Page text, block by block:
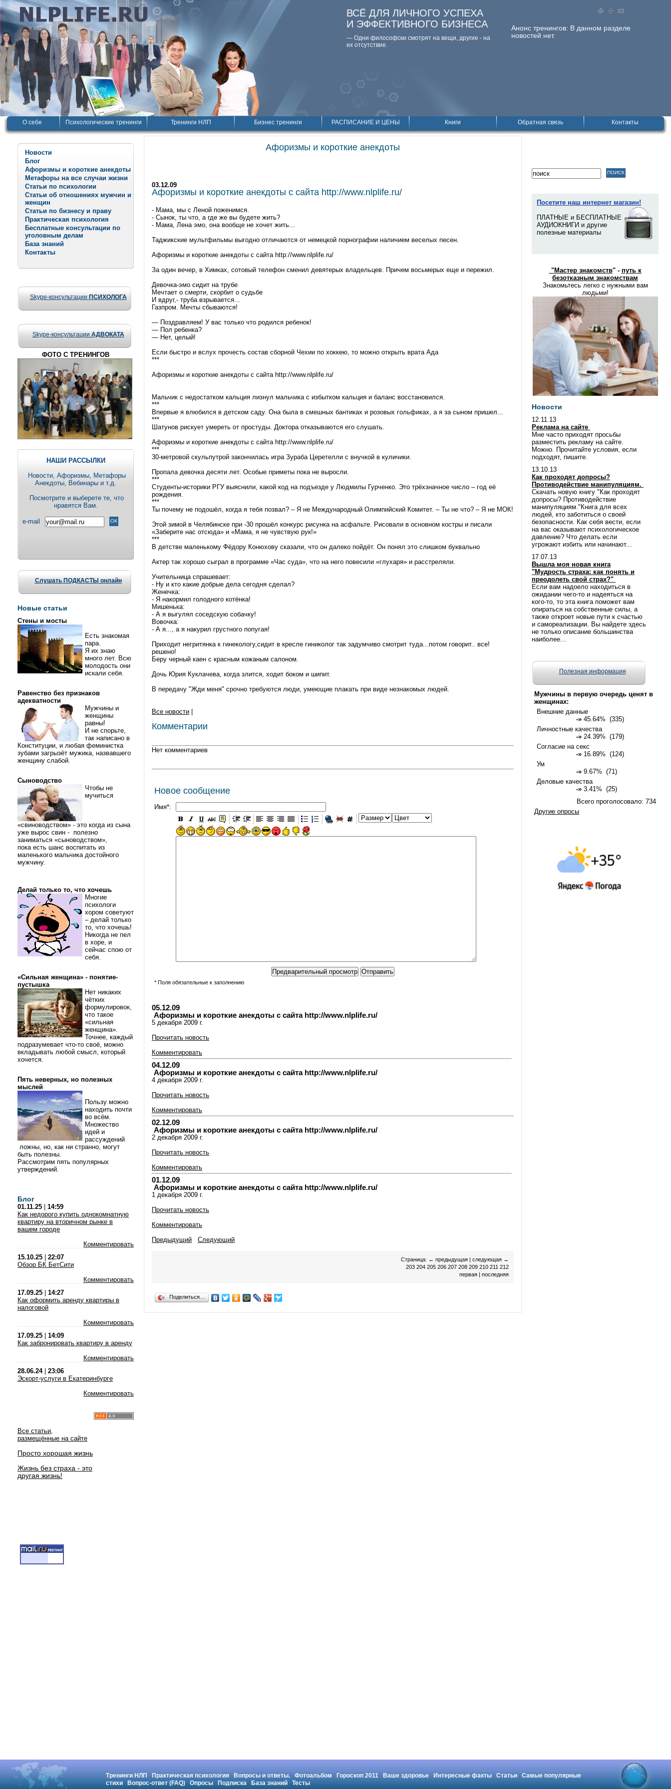
Анонс тренингов: В данном разделе
новостей нет.
ВСЁ ДЛЯ ЛИЧНОГО УСПЕХА
И ЭФФЕКТИВНОГО БИЗНЕСА
— Одни философски смотpят на вещи, дpугие - на
их отсутствие.
О себе Психологические тренинги Тренинги НЛП Бизнес тренинги РАСПИСАНИЕ И ЦЕНЫ Книги Обратная связь Контакты
Новости
Блог
Афоризмы и короткие анекдоты
Метафоры на все случаи жизни
Статьи по психологии
Статьи об отношениях мужчин и
женщин
Статьи по бизнесу и праву
Практическая психология
Бесплатные консультации по
уголовным делам
База знаний
Контакты
Skype-консультации ПСИХОЛОГА
Skype-консультации АДВОКАТА
ФОТО С ТРЕНИНГОВ
НАШИ РАССЫЛКИ
Новости, Aфоризмы, Метафоры
Анекдоты, Вебинары и т.д.
Посмотрите и выберете те, что
нравятся Вам.
e-mail
Слушать ПОДКАСТЫ онлайн
Новые статьи
Стены и мосты
Есть знакомая
пара.
Я их знаю
много лет. Всю
молодость они
искали себя.
Равенство без признаков
адекватности
Мужчины и
женщины
равны!
И не спорьте,
так написано в
Конституции, и любая феминистка
зубами загрызёт мужика, назвавшего
женщину слабой.
Сыноводство
Чтобы не
мучиться
«свиноводством» - это когда из сына
уже вырос свин - полезно
заниматься «сыноводством»,
пока есть шанс воспитать из
маленького мальчика достойного
мужчину.
Делай только то, что хочешь
Многие
психологи
хором советуют
– делай только
то, что хочешь!
Никогда не пел
в хоре, и
сейчас спою от
себя.
«Сильная женщина» - понятие-
пустышка
Нет никаких
чётких
формулировок,
что такое
«сильная
женщина».
Точнее, каждый
подразумевает что-то своё, можно
вкладывать любой смысл, который
хочется.
Пять неверных, но полезных
мыслей
Пользу можно
находить почти
во всём.
Множество
идей и
рассуждений
ложны, но, как ни странно, могут
быть полезны.
Рассмотрим пять популярных
утверждений.
Блог
01.11.25
14:59
Как недорого купить однокомнатную
квартиру на вторичном рынке в
вашем городе
Комментировать
15.10.25
22:07
Обзор БК БетСити
Комментировать
17.09.25
14:27
Как оформить аренду квартиры в
налоговой
Комментировать
17.09.25
14:09
Как забронировать квартиру в аренду
Комментировать
28.06.24| 23:06
Эскорт-услуги в Екатеринбурге
Комментировать
Все статьи,
размещённые на сайте
Просто хорошая жизнь
Жизнь без страха - это
другая жизнь!
Афоризмы и короткие анекдоты
03.12.09
Афоризмы и короткие анекдоты с сайта http://www.nlplife.ru/
- Мама, мы с Леной поженимся.
- Сынок, ты что, а где же вы будете жить?
- Мама, Лена эмо, она вообще не хочет жить...
Таджикские мультфильмы выгодно отличаются от немецкой порнографии наличием веселых песен.
Афоризмы и короткие анекдоты с сайта http://www.nlplife.ru/
За один вечер, в Химках, сотовый телефон сменил девятерых владельцев. Причем восьмерых еще и пережил.
Девочка-эмо сидит на трубе
Мечтает о смерти, скорбит о судьбе
И вдруг,- труба взрывается...
Газпром. Мечты сбываются!
— Поздравляем! У вас только что родился ребенок!
— Пол ребенка?
— Нет, целый!
Если быстро и вслух прочесть состав сборной Чехии по хоккею, то можно открыть врата Ада
***
Афоризмы и короткие анекдоты с сайта http://www.nlplife.ru/
Мальчик с недостатком кальция лизнул мальчика с избытком кальция и баланс восстановился.
***
Впервые я влюбился в детском саду. Она была в смешных бантиках и розовых гольфиках, а я за сыном пришел...
***
Шатунов рискует умереть от простуды. Доктора отказываются его слушать.
Афоризмы и короткие анекдоты с сайта http://www.nlplife.ru/
***
30-метровой скульпутрой закончилась игра Зураба Церетелли с внучкой в куличики.
Пропала девочка десяти лет. Особые приметы пока не выросли.
***
Студенты-историки РГУ выяснили, какой код на подъезде у Людмилы Гурченко. Это трёхзначное число – год её
рождения.
***
Ты почему не подошёл, когда я тебя позвал? – Я не Международный Олимпийский Комитет. – Ты не что? – Я не МОК!
Этой зимой в Челябинске при -30 прошёл конкурс рисунка на асфальте. Рисовали в основном костры и писали
«Заберите нас отсюда» и «Мама, я не чувствую рук!»
***
В детстве маленькому Фёдору Конюхову сказали, что он далеко пойдёт. Он понял это слишком буквально
Актер так хорошо сыграл в программе «Час суда», что на него повесили «глухаря» и расстреляли.
Учительница спрашевает:
- Ну и кто какие добрые дела сегодня сделал?
Женечка:
- Я накормил голодного котёнка!
Мишенька:
- А я выгулял соседскую собачку!
Вовочка:
- А я..., а я накурил грустного попугая!
Приходит негритянка к гинекологу,сидит в кресле гиниколог так задумчиво смотрит туда...потом говорит.. все!
решено!
Беру черный каен с красным кожаным салоном.
Дочь Юрия Куклачева, когда злится, ходит боком и шипит.
В передачу "Жди меня" срочно требуются люди, умеющие плакать при виде незнакомых людей.
Все новости
Комментарии
Нет комментариев
Новое сообщение
Имя*:
* Поля обязательные к заполнению
05.12.09
Афоризмы и короткие анекдоты с сайта http://www.nlplife.ru/
5 декабря 2009 г.
Прочитать новость
Комментировать
04.12.09
Афоризмы и короткие анекдоты с сайта http://www.nlplife.ru/
4 декабря 2009 г.
Прочитать новость
Комментировать
02.12.09
Афоризмы и короткие анекдоты с сайта http://www.nlplife.ru/
2 декабря 2009 г.
Прочитать новость
Комментировать
01.12.09
Афоризмы и короткие анекдоты с сайта http://www.nlplife.ru/
1 декабря 2009 г.
Прочитать новость
Комментировать
Предыдущий
Следующий
Страница: ← предыдущая | следующая →
203 204 205 206 207 208 209 210 211 212
первая | последняя
Поделиться…
Посетите наш интернет магазин!
ПЛАТНЫЕ и БЕСПЛАТНЫЕ
АУДИОКНИГИ и другие
полезные материалы
"Мастер знакомств" - путь к
безотказным знакомствам
Знакомьтесь легко с нужными вам
людьми!
Новости
12.11.13
Реклама на сайте
Мне часто приходят просьбы
разместить рекламу на сайте.
Можно. Прочитайте условия, если
подходят, пишите.
13.10.13
Как проходят допросы?
Противодействие манипуляциям.
Скачать новую книгу "Как проходят
допросы? Противодействие
манипуляциям."Книга для всех
людей, кто заботиться о своей
безопасности. Как себя вести, если
на вас оказывают психологическое
давление? Что делать если
угрожают избить или начинают...
17.07.13
Вышла моя новая книга
"Мудрость страха: как понять и
преодолеть свой страх?"
Если вам надоело находиться в
ожидании чего-то и надеяться на
кого-то, то эта книга поможет вам
опираться на собственные силы, а
также откроет новые пути к счастью
и самореализации. Вы найдете здесь
не только описание большинства
наиболее...
Полезная информация
Мужчины в первую очередь ценят в
женщинах:
Внешние данные
-» 45.64% (335)
Личностные качества
-» 24.39% (179)
Согласие на секс
-» 16.89% (124)
Ум
-» 9.67% (71)
Деловые качества
-» 3.41% (25)
Всего проголосовало: 734
Другие опросы
Тренинги НЛП Практическая психология Вопросы и ответы. Фотоальбом Гороскоп 2011 Ваше здоровье Интересные факты Статьи
Самые популярные
стихи
Вопрос-ответ (FAQ) Опросы Подписка База знаний Тесты